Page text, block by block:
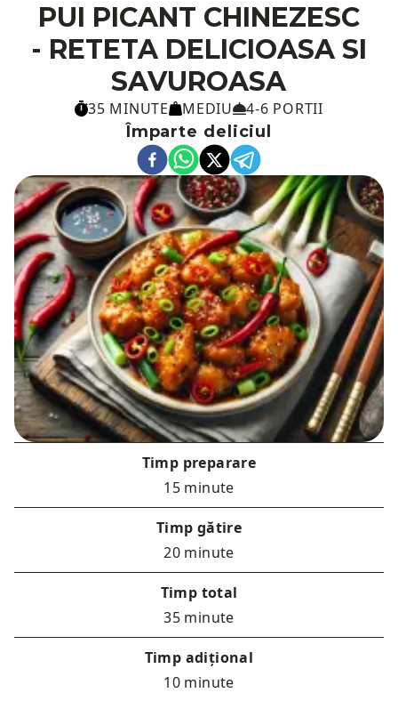
PUI PICANT CHINEZESC
- RETETA DELICIOASA SI
SAVUROASA
35 MINUTE MEDIU
4-6 PORTII
Împarte deliciul
Timp preparare
15 minute
Timp gătire
20 minute
Timp total
35 minute
Timp adițional
10 minute